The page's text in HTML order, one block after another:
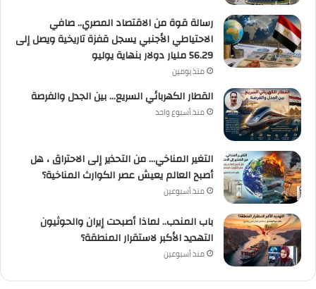
رسالة قوة من الاقتصاد المصري.. صافي
الاحتياطي الأجنبي يسجل قفزة تاريخية ويصل إلى
56.29 مليار دولار بنهاية يوليو
منذ يومين
القطار الكهربائي السريع… بين الجدل والفرصة
منذ أسبوع واحد
التغير المناخي… من التحذير إلى الاحتراق ، هل
أصبح العالم يعيش عصر الكوارث المناخية؟
منذ أسبوعين
باب المندب.. لماذا أصبحت إيران والحوثيون
التهديد الأكبر لاستقرار المنطقة؟
منذ أسبوعين